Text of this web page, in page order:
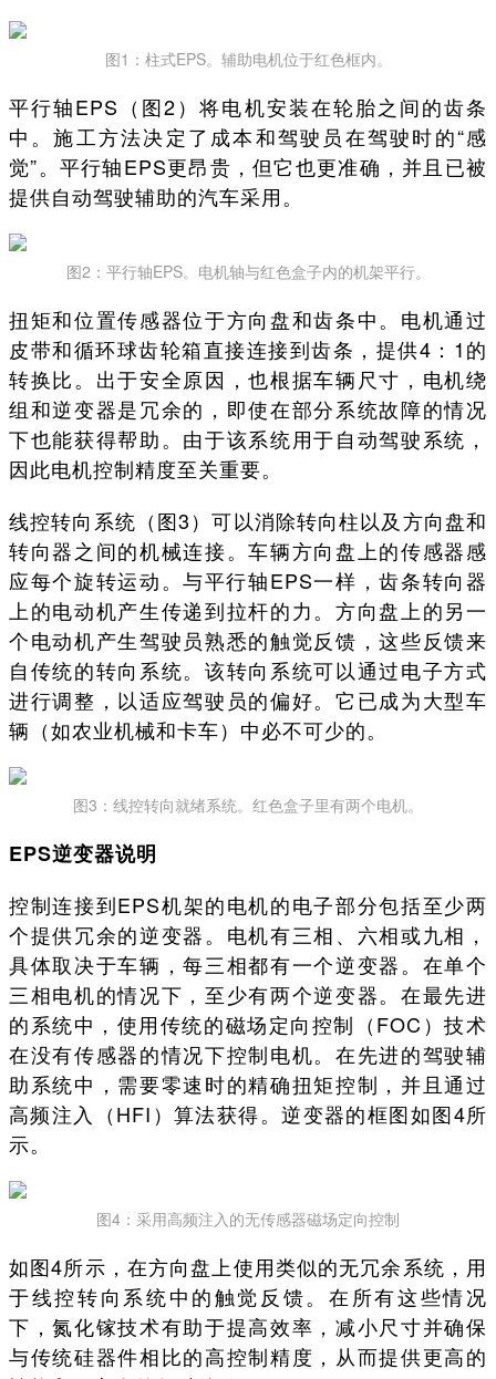
图1：柱式EPS。辅助电机位于红色框内。
平行轴EPS（图2）将电机安装在轮胎之间的齿条
中。施工方法决定了成本和驾驶员在驾驶时的“感
觉”。平行轴EPS更昂贵，但它也更准确，并且已被
提供自动驾驶辅助的汽车采用。
图2：平行轴EPS。电机轴与红色盒子内的机架平行。
扭矩和位置传感器位于方向盘和齿条中。电机通过
皮带和循环球齿轮箱直接连接到齿条，提供4：1的
转换比。出于安全原因，也根据车辆尺寸，电机绕
组和逆变器是冗余的，即使在部分系统故障的情况
下也能获得帮助。由于该系统用于自动驾驶系统，
因此电机控制精度至关重要。
线控转向系统（图3）可以消除转向柱以及方向盘和
转向器之间的机械连接。车辆方向盘上的传感器感
应每个旋转运动。与平行轴EPS一样，齿条转向器
上的电动机产生传递到拉杆的力。方向盘上的另一
个电动机产生驾驶员熟悉的触觉反馈，这些反馈来
自传统的转向系统。该转向系统可以通过电子方式
进行调整，以适应驾驶员的偏好。它已成为大型车
辆（如农业机械和卡车）中必不可少的。
图3：线控转向就绪系统。红色盒子里有两个电机。
EPS逆变器说明
控制连接到EPS机架的电机的电子部分包括至少两
个提供冗余的逆变器。电机有三相、六相或九相，
具体取决于车辆，每三相都有一个逆变器。在单个
三相电机的情况下，至少有两个逆变器。在最先进
的系统中，使用传统的磁场定向控制（FOC）技术
在没有传感器的情况下控制电机。在先进的驾驶辅
助系统中，需要零速时的精确扭矩控制，并且通过
高频注入（HFI）算法获得。逆变器的框图如图4所
示。
图4：采用高频注入的无传感器磁场定向控制
如图4所示，在方向盘上使用类似的无冗余系统，用
于线控转向系统中的触觉反馈。在所有这些情况
下，氮化镓技术有助于提高效率，减小尺寸并确保
与传统硅器件相比的高控制精度，从而提供更高的